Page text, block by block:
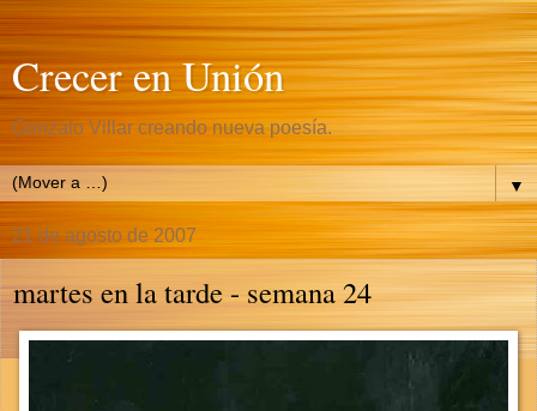
Crecer en Unión
Gonzalo Villar creando nueva poesía.
▼
21 de agosto de 2007
martes en la tarde - semana 24